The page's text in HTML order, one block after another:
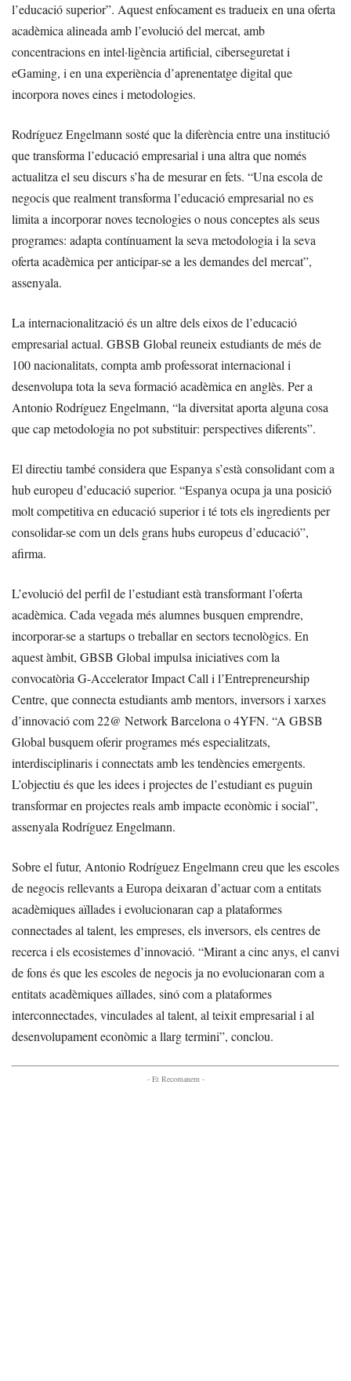
l’educació superior”. Aquest enfocament es tradueix en una oferta
acadèmica alineada amb l’evolució del mercat, amb
concentracions en intel·ligència artificial, ciberseguretat i
eGaming, i en una experiència d’aprenentatge digital que
incorpora noves eines i metodologies.
Rodríguez Engelmann sosté que la diferència entre una institució
que transforma l’educació empresarial i una altra que només
actualitza el seu discurs s’ha de mesurar en fets. “Una escola de
negocis que realment transforma l’educació empresarial no es
limita a incorporar noves tecnologies o nous conceptes als seus
programes: adapta contínuament la seva metodologia i la seva
oferta acadèmica per anticipar-se a les demandes del mercat”,
assenyala.
La internacionalització és un altre dels eixos de l’educació
empresarial actual. GBSB Global reuneix estudiants de més de
100 nacionalitats, compta amb professorat internacional i
desenvolupa tota la seva formació acadèmica en anglès. Per a
Antonio Rodríguez Engelmann, “la diversitat aporta alguna cosa
que cap metodologia no pot substituir: perspectives diferents”.
El directiu també considera que Espanya s’està consolidant com a
hub europeu d’educació superior. “Espanya ocupa ja una posició
molt competitiva en educació superior i té tots els ingredients per
consolidar-se com un dels grans hubs europeus d’educació”,
afirma.
L’evolució del perfil de l’estudiant està transformant l’oferta
acadèmica. Cada vegada més alumnes busquen emprendre,
incorporar-se a startups o treballar en sectors tecnològics. En
aquest àmbit, GBSB Global impulsa iniciatives com la
convocatòria G-Accelerator Impact Call i l’Entrepreneurship
Centre, que connecta estudiants amb mentors, inversors i xarxes
d’innovació com 22@ Network Barcelona o 4YFN. “A GBSB
Global busquem oferir programes més especialitzats,
interdisciplinaris i connectats amb les tendències emergents.
L’objectiu és que les idees i projectes de l’estudiant es puguin
transformar en projectes reals amb impacte econòmic i social”,
assenyala Rodríguez Engelmann.
Sobre el futur, Antonio Rodríguez Engelmann creu que les escoles
de negocis rellevants a Europa deixaran d’actuar com a entitats
acadèmiques aïllades i evolucionaran cap a plataformes
connectades al talent, les empreses, els inversors, els centres de
recerca i els ecosistemes d’innovació. “Mirant a cinc anys, el canvi
de fons és que les escoles de negocis ja no evolucionaran com a
entitats acadèmiques aïllades, sinó com a plataformes
interconnectades, vinculades al talent, al teixit empresarial i al
desenvolupament econòmic a llarg termini”, conclou.
- Et Recomanem -